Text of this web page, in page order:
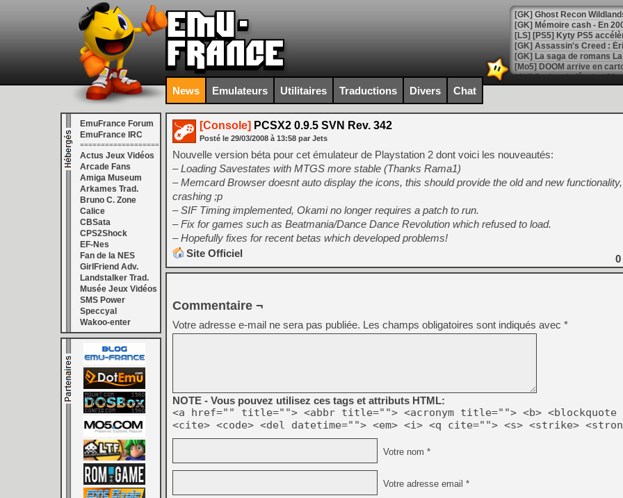
[Mo5] DOOM arrive en
[GK] Bethesda fête les 30
[GK] Roblox : l'action en
[GK] Agenda - GeForce
[LS] [PS5] ps5-y2jb-
[GK] Pourquoi Marvel
[GK] Test : Restory : Chill
[GK] GTA 6 : Rockstar
[GK] Hot Wheels Infinite
[GK] Mémoire cash -
[GK] Résultats Nintendo :
[GK] Déjà des
[Mo5] Brickboy cherche à
[GK] Minecraft et ses «
[GK] Beast of
[GK] Ubisoft : fin de partie
[GK] Mémoire cash -
[GK] Dan Houser (GTA)
[GK] Comment EA Sports
[GK] Crimson Moon : un
[GK] Isle of Reveries : le
[GK] Moonlighter 2 : The
[GK] Capcom relance
[Mo5] Deux inédits du
[GK] Le beat'em up The
[GK] Endless Legend 2 :
News Emulateurs Utilitaires Traductions Divers Chat
EmuFrance Forum
EmuFrance IRC
===================
Actus Jeux Vidéos
Arcade Fans
Amiga Museum
Arkames Trad.
Bruno C. Zone
Calice
CBSata
CPS2Shock
EF-Nes
Fan de la NES
GirlFriend Adv.
Landstalker Trad.
Musée Jeux Vidéos
SMS Power
Speccyal
Wakoo-enter
[Console] PCSX2 0.9.5 SVN Rev. 342
Posté le 29/03/2008 à 13:58 par Jets
Nouvelle version béta pour cet émulateur de Playstation 2 dont voici les nouveautés:
– Loading Savestates with MTGS more stable (Thanks Rama1)
– Memcard Browser doesnt auto display the icons, this should provide the old and new
crashing ;p
– SIF Timing implemented, Okami no longer requires a patch to run.
– Fix for games such as Beatmania/Dance Dance Revolution which refused to load.
– Hopefully fixes for recent betas which developed problems!
Site Officiel
0
Commentaire ¬
Votre adresse e-mail ne sera pas publiée. Les champs obligatoires sont indiqués avec *
NOTE - Vous pouvez utilisez ces tags et attributs HTML:
<a href="" title=""> <abbr title=""> <acronym title=""> <b> <blockquote
<cite> <code> <del datetime=""> <em> <i> <q cite=""> <s> <strike>
Votre nom *
Votre adresse email *